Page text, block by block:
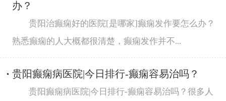
办？
贵阳治癫痫好的医院[是哪家]癫痫发作要怎么办？
熟悉癫痫的人大概都很清楚，癫痫发作并不...
贵阳癫痫病医院|今日排行-癫痫容易治吗？
贵阳癫痫病医院|今日排行-癫痫容易治吗？很多人